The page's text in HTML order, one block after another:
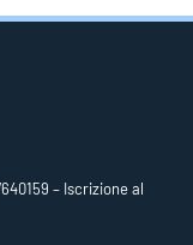
– Iscrizione al